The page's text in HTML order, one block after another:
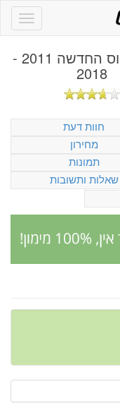
פורד פוקוס החדשה 2011 -
2018
חוות דעת
מחירון
תמונות
שאלות ותשובות